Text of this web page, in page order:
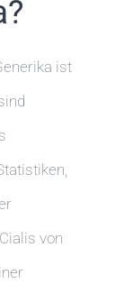
ist
von